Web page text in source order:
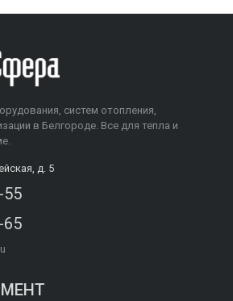
систем отопления,
в Белгороде. Все для тепла и
д. 5
55
65